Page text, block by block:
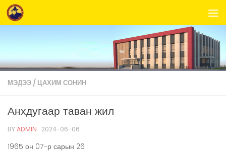
Skip to content
МЭДЭЭ / ЦАХИМ СОНИН
Анхдугаар таван жил
BYADMIN · 2024-06-06
1965 он 07-р сарын 26